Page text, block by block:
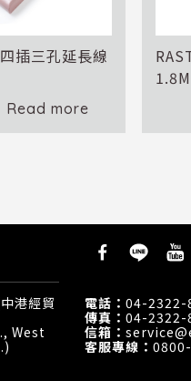
插三孔延長線
Read more
1.8M
港經貿
West
電話： 04-2322-
傳真： 04-2322-
信箱：
客服專線：